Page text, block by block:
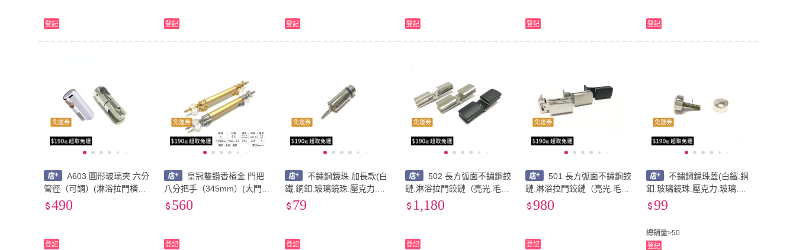
登記 登記 登記 登記 登記 登記
免運券
A603 圓形玻璃夾 六分
管徑（可調）(淋浴拉門橫桿
固定底座.圓管.圓桿.六分 / 衛
490
登記
免運券
皇冠雙鑽香檳金 門把
八分把手（345mm）(大門
把.落地門把手.鋁門把手.紗
560
登記
免運券
不鏽鋼鏡珠 加長款(白
鐵.銅釦.玻璃鏡珠.壓克力.玻
璃.海報夾.層板夾.門牌.美化
79
登記
免運券
502 長方弧面不鏽鋼鉸
鏈.淋浴拉門鉸鏈（亮光.毛
絲.霧黑）(後鈕 自由鉸鍊 無
動力 玻對壁 玻對玻 衛浴五
1,180
登記
免運券
501 長方弧面不鏽鋼鉸
鏈.淋浴拉門鉸鏈（亮光.毛
絲.霧黑）(後鈕 自由鉸鍊 無
980
登記
免運券
不鏽鋼鏡珠蓋(白鐵.銅
釦.玻璃鏡珠.壓克力.玻璃.海
報夾.層板夾.門牌.美化螺絲.
總銷量>50
99
登記